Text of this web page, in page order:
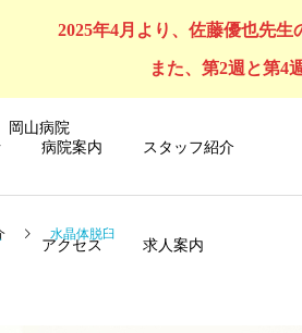
2025年4月より、佐藤優也先
また、第2週と第4
病院案内 スタッフ紹介
アクセス 求人案内
水晶体脱臼